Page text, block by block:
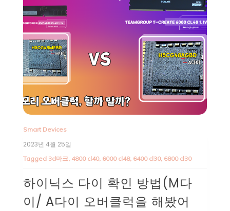
Smart Devices
2023년 4월 25일
Tagged 3d마크, 4800 cl40, 6000 cl48, 6400 cl30, 6800 cl30
하이닉스 다이 확인 방법(M다
이/ A다이 오버클럭을 해봤어